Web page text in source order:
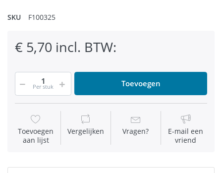
SKU F100325
€ 5,70 incl. BTW:
Per stuk Toevoegen
Toevoegen
aan lijst
Vergelijken Vragen?
E-mail een
vriend